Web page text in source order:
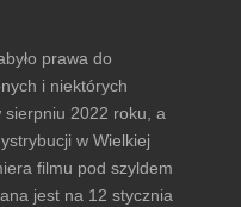
prawa do
i niektórych
2022 roku, a
w Wielkiej
filmu pod szyldem
jest na 12 stycznia